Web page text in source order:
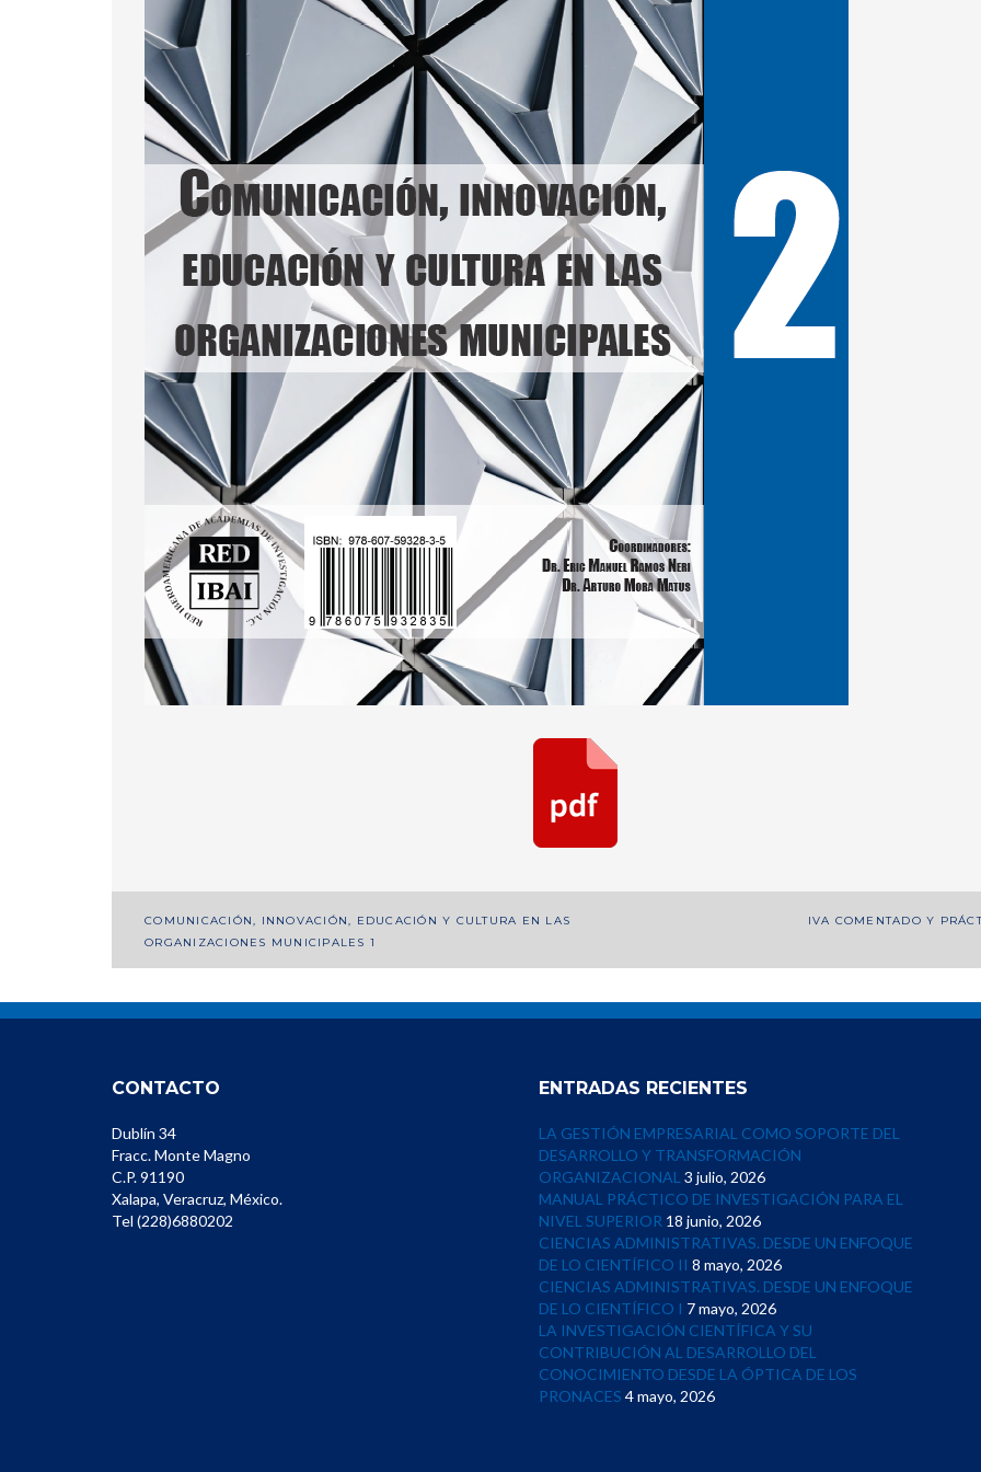
Navegación
de
entradas
COMUNICACIÓN, INNOVACIÓN, EDUCACIÓN Y CULTURA EN LAS
ORGANIZACIONES MUNICIPALES 1
IVA COMENTADO Y
CONTACTO
Dublín 34
Fracc. Monte Magno
C.P. 91190
Xalapa, Veracruz, México.
Tel (228)6880202
ENTRADAS RECIENTES
LA GESTIÓN EMPRESARIAL COMO SOPORTE DEL
DESARROLLO Y TRANSFORMACIÓN
ORGANIZACIONAL 3 julio, 2026
MANUAL PRÁCTICO DE INVESTIGACIÓN PARA EL
NIVEL SUPERIOR 18 junio, 2026
CIENCIAS ADMINISTRATIVAS. DESDE UN ENFOQUE
DE LO CIENTÍFICO II 8 mayo, 2026
CIENCIAS ADMINISTRATIVAS. DESDE UN ENFOQUE
DE LO CIENTÍFICO I 7 mayo, 2026
LA INVESTIGACIÓN CIENTÍFICA Y SU
CONTRIBUCIÓN AL DESARROLLO DEL
CONOCIMIENTO DESDE LA ÓPTICA DE LOS
PRONACES 4 mayo, 2026